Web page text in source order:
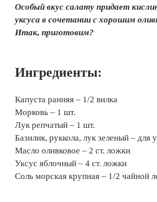
Особый вкус салату придает
уксуса в сочетании с хорошим
Итак, приготовим?
Ингредиенты:
Капуста ранняя – 1/2 вилка
Морковь – 1 шт.
Лук репчатый – 1 шт.
Базилик, руккола, лук зеленый – для
Масло оливковое – 2 ст. ложки
Уксус яблочный – 4 ст. ложки
Соль морская крупная – 1/2 чайной